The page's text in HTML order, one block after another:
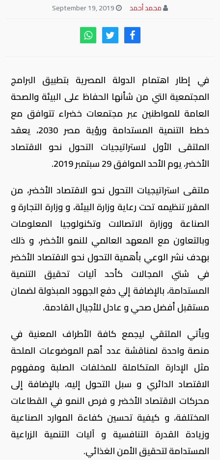
محمد أحمد
في إطار اهتمام الدولة المصرية بتطبيق البرامج
المجتمعية التي من شأنها الحفاظ على البيئة والصحة
العامة للمواطنين عبر مجتمعات خضراء تتوافق مع
خطط التنمية المستدامة ورؤية مصر 2030، يعقد
الملتقى الأول لاستراتيجيات التحول نحو الاقتصاد
الأخضر، يوم الأحد الموافق 29 سبتمبر 2019.
ملتقى استراتيجيات التحول نحو الاقتصاد الأخضر، من
المقرر تنظيمه تحت رعاية وزارة البيئة، و وزارة التجارة و
الصناعة ووزارة الاتصالات وتكنولوجيا المعلومات
وبالتعاون مع المعهد العالمي للنمو الأخضر، و ذلك
بهدف نشر الوعي بأهمية التحول نحو الاقتصاد الأخضر
في شتي المجالات كأحد آليات تحقيق التنمية
المستدامة، بالإضافة إلي دفع الجهود المبذولة لضمان
مستقبل أفضل صحي و عادل للأجيال القادمة.
ويأتي الملتقي ليجمع كافة الأطراف المعنية في
منصة واحدة لمناقشة عدد أهم الموضوعات الملحة
مثل الإدارة المتكاملة للمخلفات الصلبة ومفهوم
الاقتصاد الدائري و سبل التحول إليه، بالإضافة إلى
محركات الاقتصاد الأخضر و فرص النمو في القطاعات
المختلفة، و كيفية تحسين كفاءة الموارد الصناعية
وزيادة القدرة التنافسية و آليات التنمية الزراعية
المستدامة لتحقيق الأمن الغذائي.